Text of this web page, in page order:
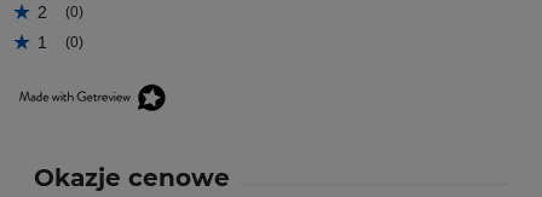
2 (0)
1 (0)
Okazje cenowe